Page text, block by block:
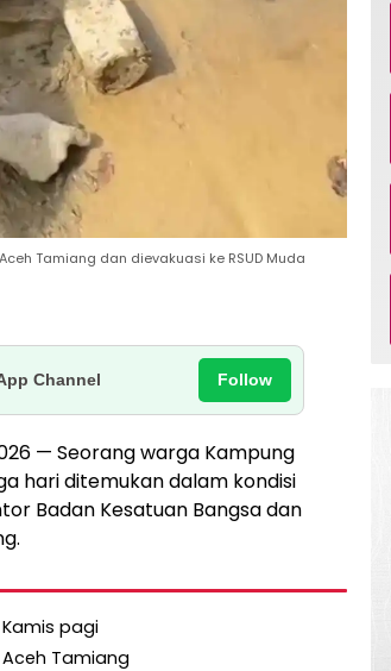
Tamiang dan dievakuasi ke RSUD Muda
Channel Follow
— Seorang warga Kampung
hari ditemukan dalam kondisi
Badan Kesatuan Bangsa dan
pagi
Tamiang